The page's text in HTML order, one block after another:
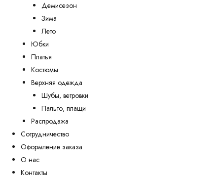
Демисезон
Зима
Лето
Юбки
Платья
Костюмы
Верхняя одежда
Шубы, ветровки
Пальто, плащи
Распродажа
Сотрудничество
Оформление заказа
О нас
Контакты